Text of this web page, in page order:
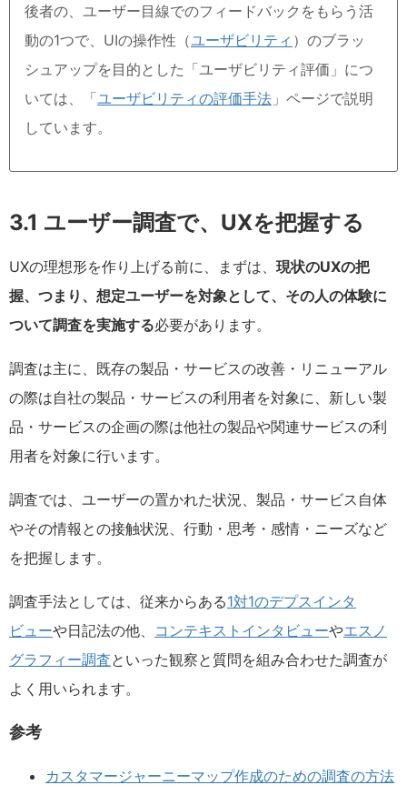
後者の、ユーザー目線でのフィードバックをもらう活
動の1つで、UIの操作性（ユーザビリティ ）のブラッ
シュアップを目的とした「ユーザビリティ評価」につ
いては、「ユーザビリティの評価手法 」ページで説明
しています。
3.1 ユーザー調査で、UXを把握する
UXの理想形を作り上げる前に、まずは、 現状のUXの把
握、つまり、想定ユーザーを対象として、その人の体験に
ついて調査を実施する必要があります。
調査は主に、既存の製品・サービスの改善・リニューアル
の際は自社の製品・サービスの利用者を対象に、新しい製
品・サービスの企画の際は他社の製品や関連サービスの利
用者を対象に行います。
調査では、ユーザーの置かれた状況、製品・サービス自体
やその情報との接触状況、行動・思考・感情・ニーズなど
を把握します。
調査手法としては、従来からある1対1のデプスインタ
ビューや日記法の他、 コンテキストインタビューやエスノ
グラフィー調査といった観察と質問を組み合わせた調査が
よく用いられます。
参考
カスタマージャーニーマップ作成のための調査の方法